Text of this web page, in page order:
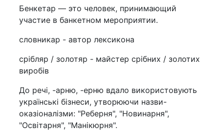
Бенкетар — это человек, принимающий
участие в банкетном мероприятии.
словникар - автор лексикона
срібляр / золотяр - майстер срібних / золотих
виробів
До речі, -арню, -ерню вдало використовують
українські бізнеси, утворюючи назви-
оказіоналізми: "Реберня", "Новинарня",
"Освітарня", "Манікюрня".